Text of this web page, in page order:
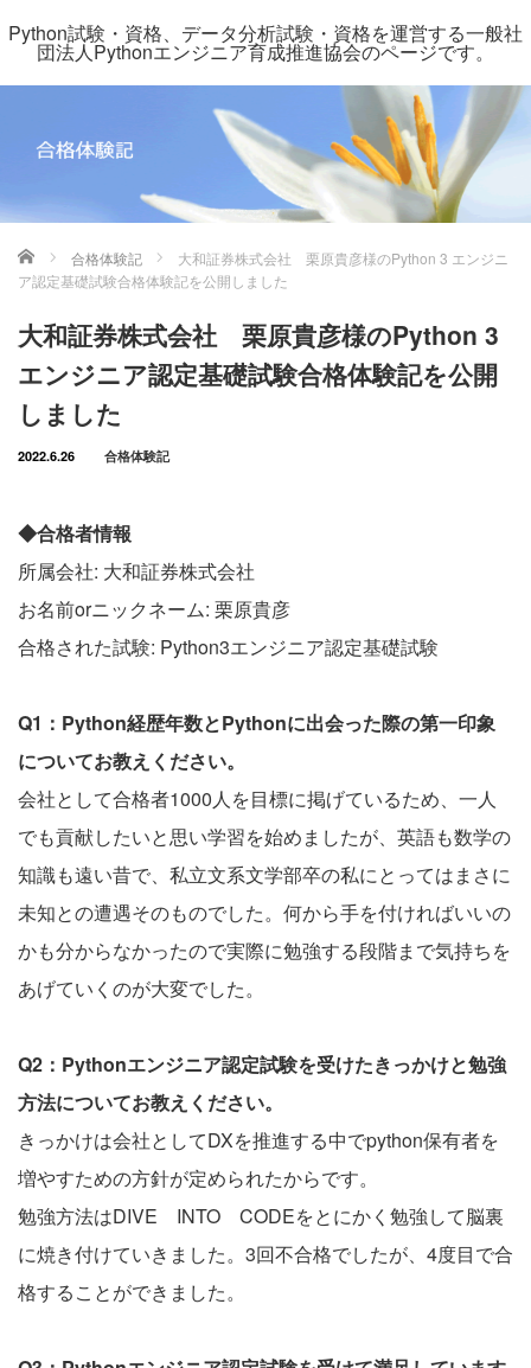
Python試験・資格、データ分析試験・資格を運営する一般社
団法人Pythonエンジニア育成推進協会のページです。
ホーム 合格体験記
大和証券株式会社 栗原貴彦様のPython 3 エンジニ
ア認定基礎試験合格体験記を公開しました
大和証券株式会社 栗原貴彦様のPython 3
エンジニア認定基礎試験合格体験記を公開
しました
2022.6.26 合格体験記
◆合格者情報
所属会社: 大和証券株式会社
お名前orニックネーム: 栗原貴彦
合格された試験: Python3エンジニア認定基礎試験
Q1：Python経歴年数とPythonに出会った際の第一印象
についてお教えください。
会社として合格者1000人を目標に掲げているため、一人
でも貢献したいと思い学習を始めましたが、英語も数学の
知識も遠い昔で、私立文系文学部卒の私にとってはまさに
未知との遭遇そのものでした。何から手を付ければいいの
かも分からなかったので実際に勉強する段階まで気持ちを
あげていくのが大変でした。
Q2：Pythonエンジニア認定試験を受けたきっかけと勉強
方法についてお教えください。
きっかけは会社としてDXを推進する中でpython保有者を
増やすための方針が定められたからです。
勉強方法はDIVE INTO CODEをとにかく勉強して脳裏
に焼き付けていきました。3回不合格でしたが、4度目で合
格することができました。